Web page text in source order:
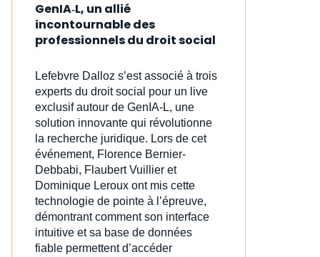
GenIA‑L, un allié
incontournable des
professionnels du droit social
Lefebvre Dalloz s’est associé à trois
experts du droit social pour un live
exclusif autour de GenIA‑L, une
solution innovante qui révolutionne
la recherche juridique. Lors de cet
événement, Florence Bernier-
Debbabi, Flaubert Vuillier et
Dominique Leroux ont mis cette
technologie de pointe à l’épreuve,
démontrant comment son interface
intuitive et sa base de données
fiable permettent d’accéder